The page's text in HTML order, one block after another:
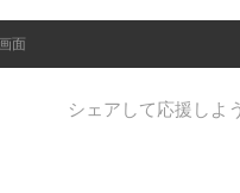
面
シェアして応援しよ